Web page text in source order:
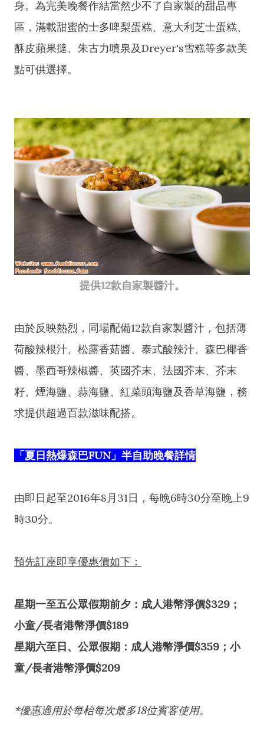
身。為完美晚餐作結當然少不了自家製的甜品專
區，滿載甜蜜的士多啤梨蛋糕、意大利芝士蛋糕、
酥皮蘋果撻、朱古力噴泉及Dreyer's雪糕等多款美
點可供選擇。
提供12款自家製醬汁。
由於反映熱烈，同場配備12款自家製醬汁，包括薄
荷酸辣根汁、松露香菇醬、泰式酸辣汁、森巴椰香
醬、墨西哥辣椒醬、英國芥末、法國芥末、芥末
籽、煙海鹽、蒜海鹽、紅菜頭海鹽及香草海鹽，務
求提供超過百款滋味配搭。
「夏日熱爆森巴FUN」半自助晚餐詳情
由即日起至2016年8月31日，每晚6時30分至晚上9
時30分。
預先訂座即享優惠價如下：
星期一至五公眾假期前夕：成人港幣淨價$329；
小童/長者港幣淨價$189
星期六至日、公眾假期：成人港幣淨價$359；小
童/長者港幣淨價$209
*優惠適用於每枱每次最多18位賓客使用。